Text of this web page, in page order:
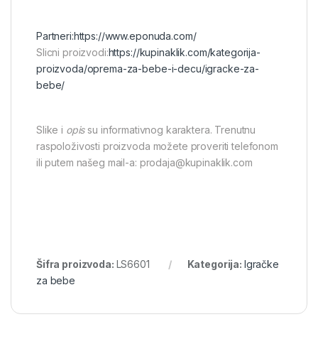
Partneri:https://www.eponuda.com/
Slicni proizvodi:https://kupinaklik.com/kategorija-
proizvoda/oprema-za-bebe-i-decu/igracke-za-
bebe/
Slike i opissu informativnog karaktera. Trenutnu
raspoloživosti proizvoda možete proveriti telefonom
ili putem našeg mail-a: prodaja@kupinaklik.com
Šifra proizvoda: LS6601 Kategorija: Igračke
za bebe